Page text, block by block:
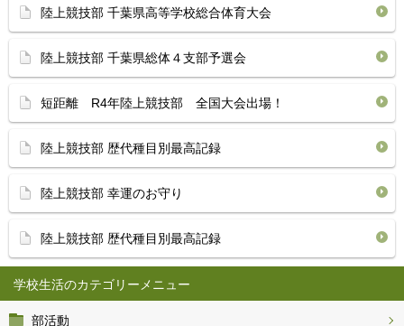
学校生活
部活動
陸上競技部 千葉県高等学校総合体育大会
陸上競技部 千葉県総体４支部予選会
短距離 R4年陸上競技部 全国大会出場！
陸上競技部 歴代種目別最高記録
陸上競技部 幸運のお守り
陸上競技部 歴代種目別最高記録